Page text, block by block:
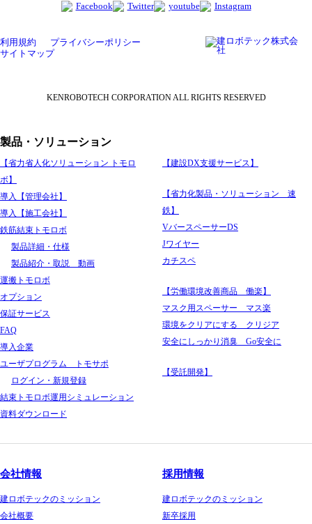
Facebook Twitter youtube Instagram
利用規約
プライバシーポリシー
サイトマップ
KENROBOTECH CORPORATION ALL RIGHTS RESERVED
製品・ソリューション
【省力省人化ソリューション トモロ
ボ】
導入【管理会社】
導入【施工会社】
鉄筋結束トモロボ
製品詳細・仕様
製品紹介・取説 動画
運搬トモロボ
オプション
保証サービス
FAQ
導入企業
ユーザプログラム トモサポ
ログイン・新規登録
結束トモロボ運用シミュレーション
資料ダウンロード
【建設DX支援サービス】
【省力化製品・ソリューション 速
鉄】
VバースペーサーDS
Jワイヤー
カチスペ
【労働環境改善商品 働楽】
マスク用スペーサー マス楽
環境をクリアにする クリジア
安全にしっかり消臭 Go安全に
【受託開発】
会社情報
建ロボテックのミッション
会社概要
採用情報
建ロボテックのミッション
新卒採用